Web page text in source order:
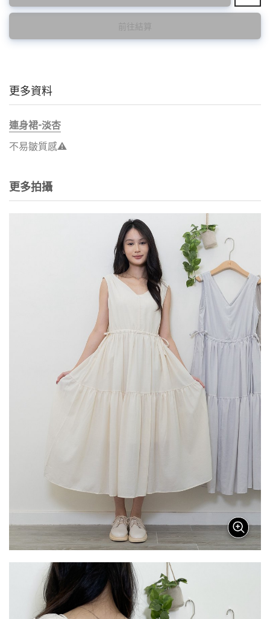
前往結算
更多資料
連身裙-淡杏
不易皺質感⚠️
更多拍攝